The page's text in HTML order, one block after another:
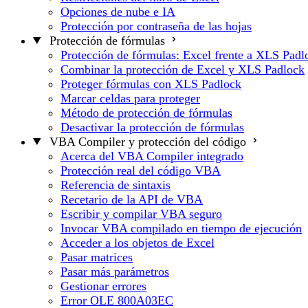
Opciones de nube e IA
Protección por contraseña de las hojas
Protección de fórmulas
Protección de fórmulas: Excel frente a XLS
Combinar la protección de Excel y XLS Padlock
Proteger fórmulas con XLS Padlock
Marcar celdas para proteger
Método de protección de fórmulas
Desactivar la protección de fórmulas
VBA Compiler y protección del código
Acerca del VBA Compiler integrado
Protección real del código VBA
Referencia de sintaxis
Recetario de la API de VBA
Escribir y compilar VBA seguro
Invocar VBA compilado en tiempo de ejecución
Acceder a los objetos de Excel
Pasar matrices
Pasar más parámetros
Gestionar errores
Error OLE 800A03EC